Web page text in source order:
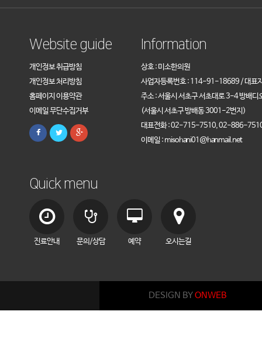
Website guide
개인정보 취급방침
개인정보 처리방침
홈페이지 이용약관
이메일 무단수집거부
Information
상호 : 미소한의원
사업자등록번호 : 114-91-18689 / 대표
주소 : 서울시 서초구 서초대로 3-4 방배
(서울시 서초구 방배동 3001-2번지)
대표전화 : 02-715-7510, 02-886-
이메일 : misohani01@hanmail.net
Quick menu
진료안내 문의/상담 예약 오시는길
DESIGN BYONWEB